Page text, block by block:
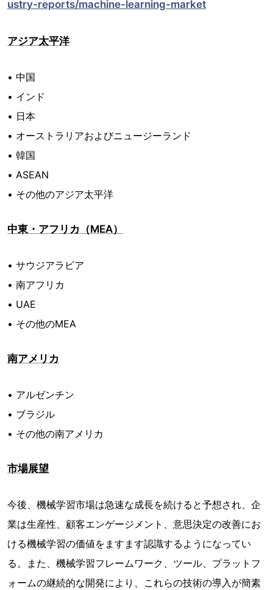
ustry-reports/machine-learning-market
アジア太平洋
• 中国
• インド
• 日本
• オーストラリアおよびニュージーランド
• 韓国
• ASEAN
• その他のアジア太平洋
中東・アフリカ（MEA）
• サウジアラビア
• 南アフリカ
• UAE
• その他のMEA
南アメリカ
• アルゼンチン
• ブラジル
• その他の南アメリカ
市場展望
今後、機械学習市場は急速な成長を続けると予想され、企
業は生産性、顧客エンゲージメント、意思決定の改善にお
ける機械学習の価値をますます認識するようになってい
る。また、機械学習フレームワーク、ツール、プラットフ
ォームの継続的な開発により、これらの技術の導入が簡素